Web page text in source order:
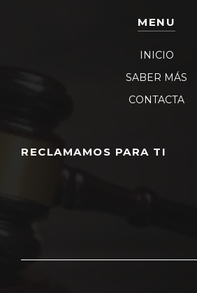
MENU
INICIO
SABER MÁS
CONTACTA
RECLAMAMOS PARA TI